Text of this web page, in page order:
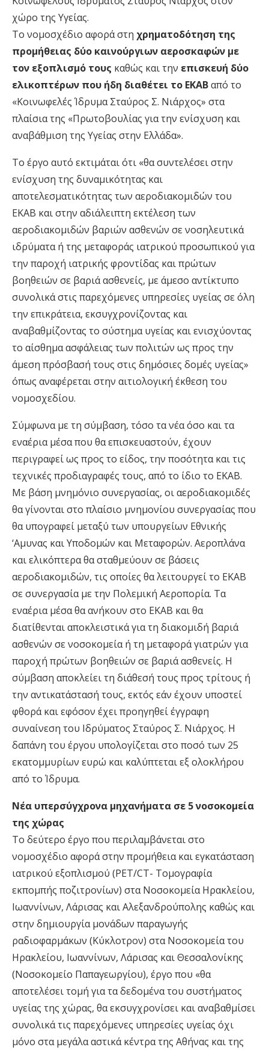
χώρο της Υγείας.
Το νομοσχέδιο αφορά στη χρηματοδότηση της
προμήθειας δύο καινούργιων αεροσκαφών με
τον εξοπλισμό τους καθώς και την επισκευή δύο
ελικοπτέρων που ήδη διαθέτει το ΕΚΑΒαπό το
«Κοινωφελές Ίδρυμα Σταύρος Σ. Νιάρχος» στα
πλαίσια της «Πρωτοβουλίας για την ενίσχυση και
αναβάθμιση της Υγείας στην Ελλάδα».
Το έργο αυτό εκτιμάται ότι «θα συντελέσει στην
ενίσχυση της δυναμικότητας και
αποτελεσματικότητας των αεροδιακομιδών του
ΕΚΑΒ και στην αδιάλειπτη εκτέλεση των
αεροδιακομιδών βαριών ασθενών σε νοσηλευτικά
ιδρύματα ή της μεταφοράς ιατρικού προσωπικού για
την παροχή ιατρικής φροντίδας και πρώτων
βοηθειών σε βαριά ασθενείς, με άμεσο αντίκτυπο
συνολικά στις παρεχόμενες υπηρεσίες υγείας σε όλη
την επικράτεια, εκσυγχρονίζοντας και
αναβαθμίζοντας το σύστημα υγείας και ενισχύοντας
το αίσθημα ασφάλειας των πολιτών ως προς την
άμεση πρόσβασή τους στις δημόσιες δομές υγείας»
όπως αναφέρεται στην αιτιολογική έκθεση του
νομοσχεδίου.
Σύμφωνα με τη σύμβαση, τόσο τα νέα όσο και τα
εναέρια μέσα που θα επισκευαστούν, έχουν
περιγραφεί ως προς το είδος, την ποσότητα και τις
τεχνικές προδιαγραφές τους, από το ίδιο το ΕΚΑΒ.
Με βάση μνημόνιο συνεργασίας, οι αεροδιακομιδές
θα γίνονται στο πλαίσιο μνημονίου συνεργασίας που
θα υπογραφεί μεταξύ των υπουργείων Εθνικής
‘Αμυνας και Υποδομών και Μεταφορών. Αεροπλάνα
και ελικόπτερα θα σταθμεύουν σε βάσεις
αεροδιακομιδών, τις οποίες θα λειτουργεί το ΕΚΑΒ
σε συνεργασία με την Πολεμική Αεροπορία. Τα
εναέρια μέσα θα ανήκουν στο ΕΚΑΒ και θα
διατίθενται αποκλειστικά για τη διακομιδή βαριά
ασθενών σε νοσοκομεία ή τη μεταφορά γιατρών για
παροχή πρώτων βοηθειών σε βαριά ασθενείς. Η
σύμβαση αποκλείει τη διάθεσή τους προς τρίτους ή
την αντικατάστασή τους, εκτός εάν έχουν υποστεί
φθορά και εφόσον έχει προηγηθεί έγγραφη
συναίνεση του Ιδρύματος Σταύρος Σ. Νιάρχος. Η
δαπάνη του έργου υπολογίζεται στο ποσό των 25
εκατομμυρίων ευρώ και καλύπτεται εξ ολοκλήρου
από το Ίδρυμα.
Νέα υπερσύγχρονα μηχανήματα σε 5 νοσοκομεία
της χώρας
Το δεύτερο έργο που περιλαμβάνεται στο
νομοσχέδιο αφορά στην προμήθεια και εγκατάσταση
ιατρικού εξοπλισμού (PET/CT- Τομογραφία
εκπομπής ποζιτρονίων) στα Νοσοκομεία Ηρακλείου,
Ιωαννίνων, Λάρισας και Αλεξανδρούπολης καθώς και
στην δημιουργία μονάδων παραγωγής
ραδιοφαρμάκων (Κύκλοτρον) στα Νοσοκομεία του
Ηρακλείου, Ιωαννίνων, Λάρισας και Θεσσαλονίκης
(Νοσοκομείο Παπαγεωργίου), έργο που «θα
αποτελέσει τομή για τα δεδομένα του συστήματος
υγείας της χώρας, θα εκσυγχρονίσει και αναβαθμίσει
συνολικά τις παρεχόμενες υπηρεσίες υγείας όχι
μόνο στα μεγάλα αστικά κέντρα της Αθήνας και της